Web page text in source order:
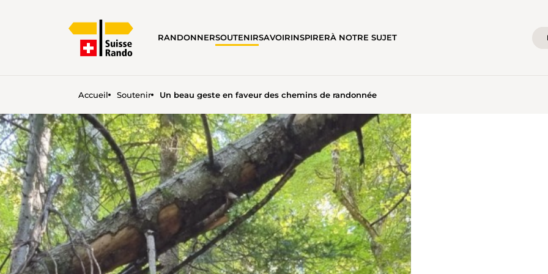
RANDONNERSOUTENIRSAVOIRINSPIRERÀ NOTRE SUJET
Accueil Soutenir Un beau geste en faveur des chemins de randonnée
UN BEAU GESTE EN FAVEUR DES CHEMINS DE